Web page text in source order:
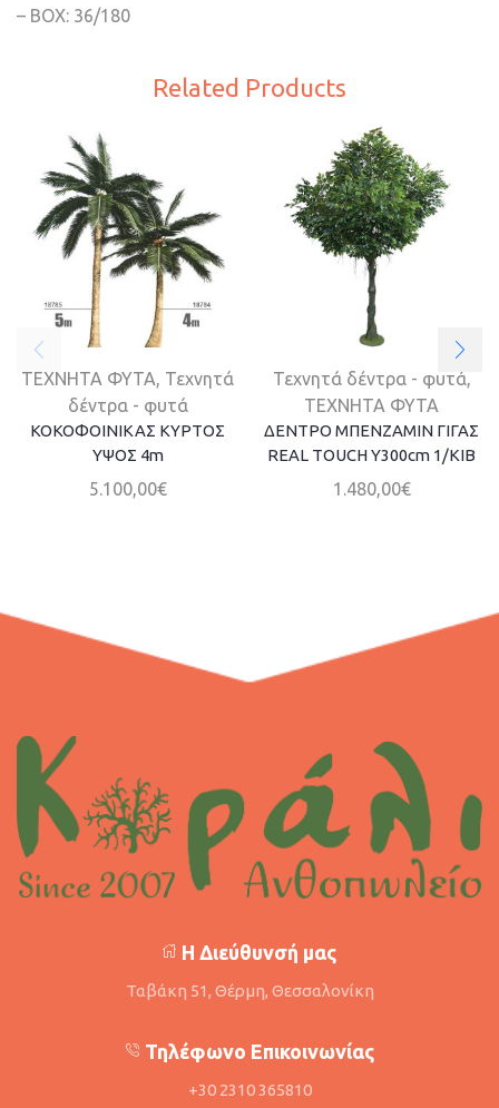
– BOX: 36/180
Related Products
ΤΕΧΝΗΤΑ ΦΥΤΑ, Τεχνητά
δέντρα - φυτά
ΚΟΚΟΦΟΙΝΙΚΑΣ ΚΥΡΤΟΣ
ΥΨΟΣ 4m
5.100,00€
Τεχνητά δέντρα - φυτά,
ΤΕΧΝΗΤΑ ΦΥΤΑ
ΔΕΝΤΡΟ ΜΠΕΝΖΑΜΙΝ ΓΙΓΑΣ
REAL TOUCH Υ300cm 1/ΚΙΒ
1.480,00€
Η Διεύθυνσή μας
Ταβάκη 51, Θέρμη, Θεσσαλονίκη
Τηλέφωνο Επικοινωνίας
+30 2310 365810